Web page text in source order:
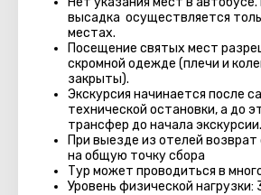
высадка осуществляется
местах.
Посещение святых мест
скромной одежде (плечи и
закрыты).
Экскурсия начинается после
технической остановки, а до
трансфер до начала экскурсии.
При выезде из отелей
на общую точку сбора
Тур может проводиться в
Уровень физической нагрузки: